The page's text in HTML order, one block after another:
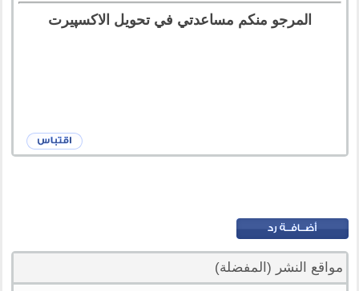
المرجو منكم مساعدتي في تحويل الاكسپيرت
مواقع النشر (المفضلة)